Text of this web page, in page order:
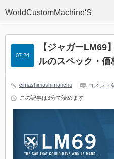
WorldCustomMachine'S
【ジャガーLM69
ルのスペック・価
07.24
cimashimashimanchu コメント
この記事は3分で読めます